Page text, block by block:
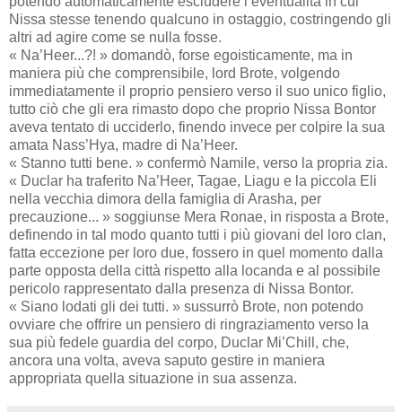
Nissa stesse tenendo qualcuno in ostaggio, costringendo gli
altri ad agire come se nulla fosse.
« Na’Heer...?! » domandò, forse egoisticamente, ma in
maniera più che comprensibile, lord Brote, volgendo
immediatamente il proprio pensiero verso il suo unico figlio,
tutto ciò che gli era rimasto dopo che proprio Nissa Bontor
aveva tentato di ucciderlo, finendo invece per colpire la sua
amata Nass’Hya, madre di Na’Heer.
« Stanno tutti bene. » confermò Namile, verso la propria zia.
« Duclar ha traferito Na’Heer, Tagae, Liagu e la piccola Eli
nella vecchia dimora della famiglia di Arasha, per
precauzione... » soggiunse Mera Ronae, in risposta a Brote,
definendo in tal modo quanto tutti i più giovani del loro clan,
fatta eccezione per loro due, fossero in quel momento dalla
parte opposta della città rispetto alla locanda e al possibile
pericolo rappresentato dalla presenza di Nissa Bontor.
« Siano lodati gli dei tutti. » sussurrò Brote, non potendo
ovviare che offrire un pensiero di ringraziamento verso la
sua più fedele guardia del corpo, Duclar Mi’Chill, che,
ancora una volta, aveva saputo gestire in maniera
appropriata quella situazione in sua assenza.